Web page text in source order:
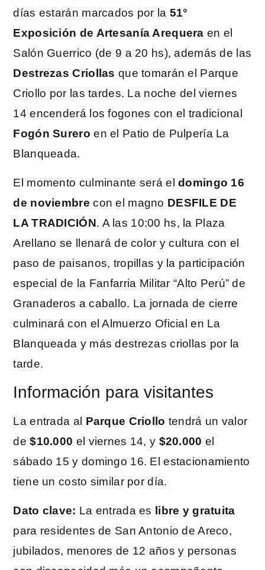
días estarán marcados por la 51°
Exposición de Artesanía Arequera en el
Salón Guerrico (de 9 a 20 hs), además de las
Destrezas Criollas que tomarán el Parque
Criollo por las tardes. La noche del viernes
14 encenderá los fogones con el tradicional
Fogón Surero en el Patio de Pulpería La
Blanqueada.
El momento culminante será eldomingo 16
de noviembre con el magno DESFILE DE
LA TRADICIÓN. A las 10:00 hs, la Plaza
Arellano se llenará de color y cultura con el
paso de paisanos, tropillas y la participación
especial de la Fanfarria Militar “Alto Perú” de
Granaderos a caballo. La jornada de cierre
culminará con el Almuerzo Oficial en La
Blanqueada y más destrezas criollas por la
tarde.
Información para visitantes
La entrada al Parque Criollo tendrá un valor
de$10.000 el viernes 14, y $20.000 el
sábado 15 y domingo 16. El estacionamiento
tiene un costo similar por día.
Dato clave: La entrada es libre y gratuita
para residentes de San Antonio de Areco,
jubilados, menores de 12 años y personas